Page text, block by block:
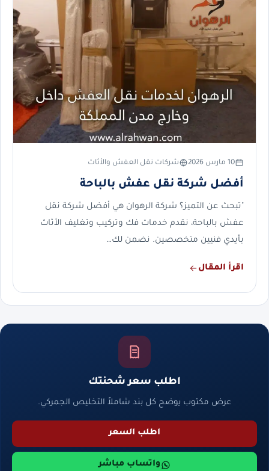
10 مارس 2026 شركات نقل العفش والأثاث
أفضل شركة نقل عفش بالباحة
"تبحث عن التميز؟ شركة الرهوان هي أفضل شركة نقل
عفش بالباحة، نقدم خدمات فك وتركيب وتغليف الأثاث
بأيدي فنيين متخصصين. نضمن لك…
اقرأ المقال
اطلب سعر شحنتك
عرض مكتوب يوضح كل بند شاملاً التخليص الجمركي.
اطلب السعر
واتساب مباشر